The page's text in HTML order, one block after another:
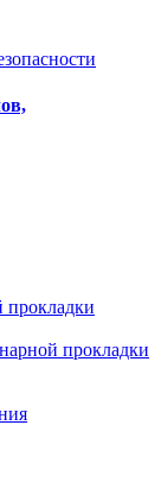
прокладки
прокладки